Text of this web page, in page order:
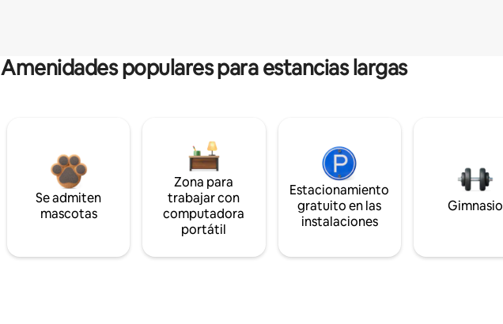
Amenidades populares para estancias largas
Se admiten
mascotas
Zona para
trabajar con
computadora
portátil
Estacionamiento
gratuito en las
instalaciones
Gimnasio